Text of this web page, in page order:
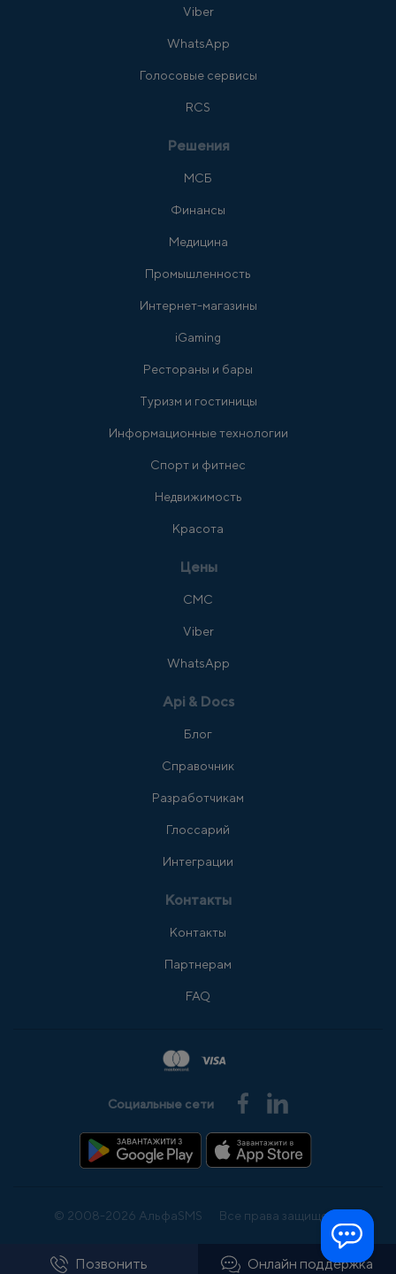
Позвонить Онлайн поддержка
Viber
WhatsApp
Голосовые сервисы
RCS
Решения
МСБ
Финансы
Медицина
Промышленность
Интернет-магазины
iGaming
Рестораны и бары
Туризм и гостиницы
Информационные технологии
Спорт и фитнес
Недвижимость
Красота
Цены
СМС
Viber
WhatsApp
Api & Docs
Блог
Справочник
Разработчикам
Глоссарий
Интеграции
Контакты
Контакты
Партнерам
FAQ
Социальные сети
© 2008-2026 АльфаSMS Все права защищены